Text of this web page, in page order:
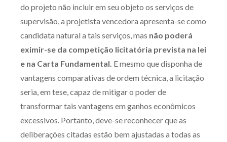
do projeto não incluir em seu objeto os serviços de
supervisão, a projetista vencedora apresenta-se como
candidata natural a tais serviços, mas não poderá
eximir-se da competição licitatória prevista na lei
e na Carta Fundamental. E mesmo que disponha de
vantagens comparativas de ordem técnica, a licitação
seria, em tese, capaz de mitigar o poder de
transformar tais vantagens em ganhos econômicos
excessivos. Portanto, deve-se reconhecer que as
deliberações citadas estão bem ajustadas a todas as